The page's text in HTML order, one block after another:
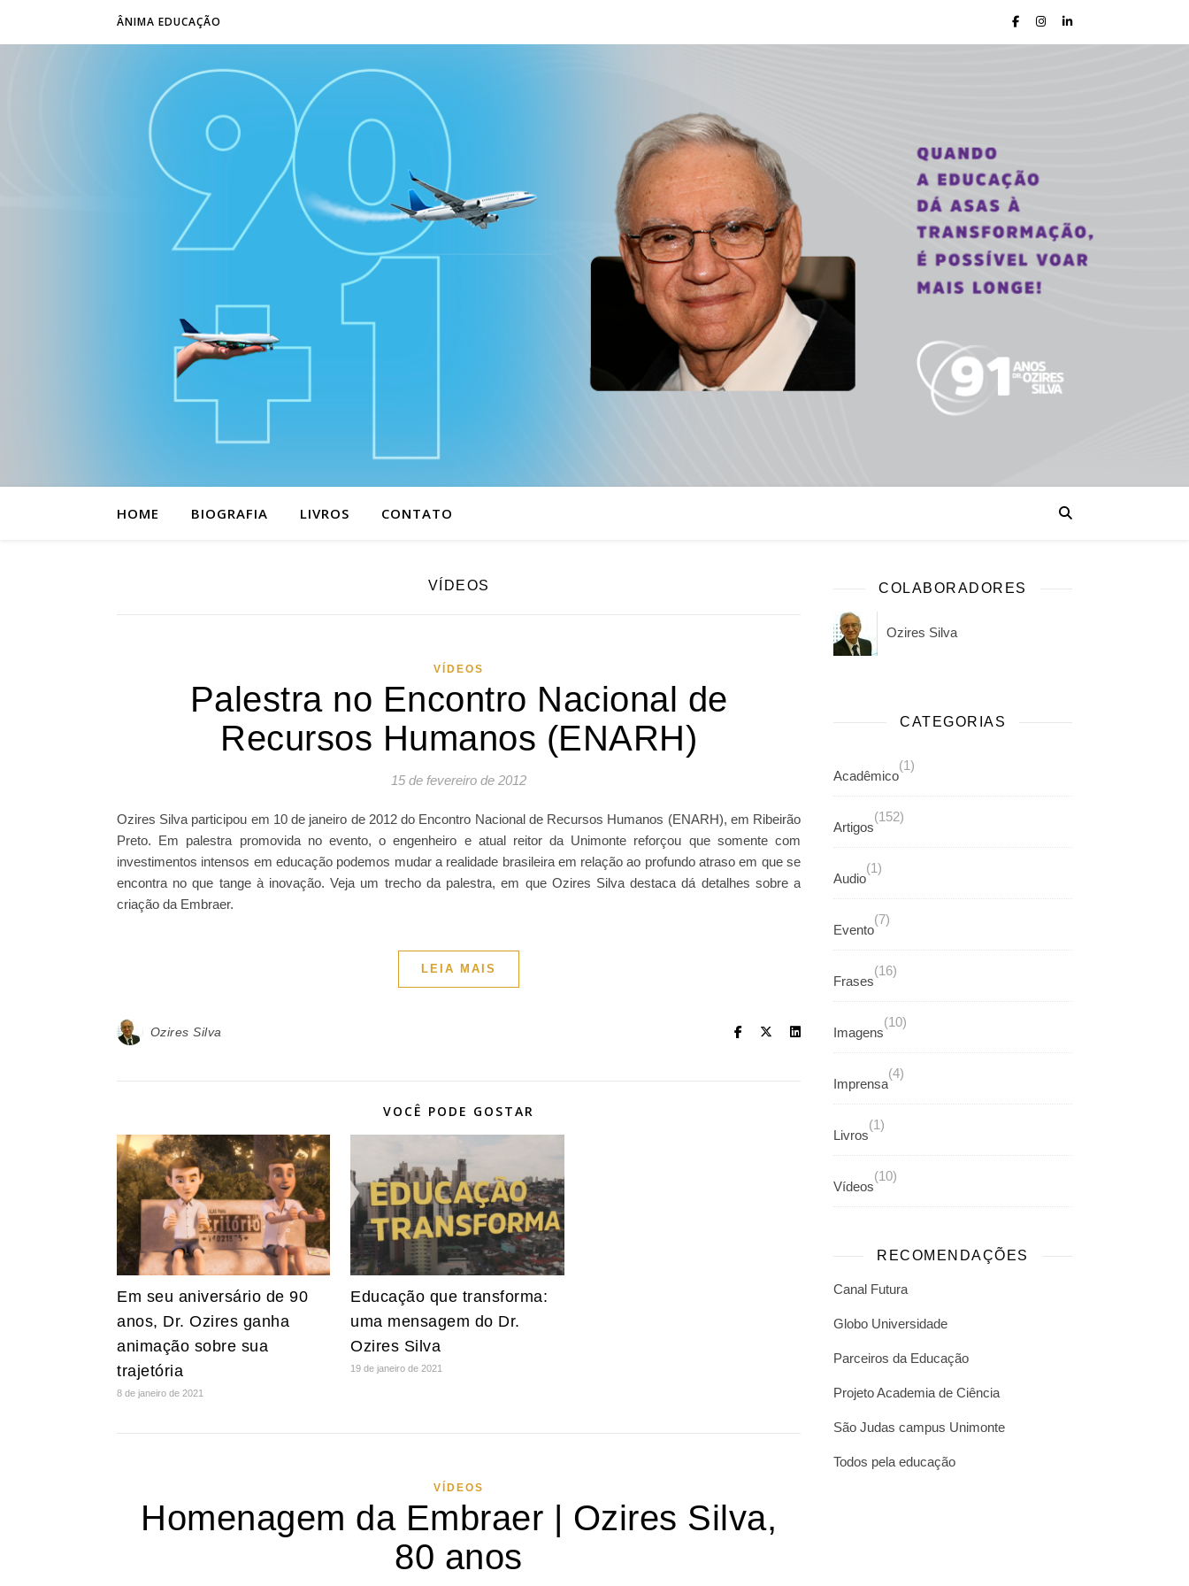
ÂNIMA EDUCAÇÃO
HOME BIOGRAFIA LIVROS CONTATO
VÍDEOS
VÍDEOS
Palestra no Encontro Nacional de
Recursos Humanos (ENARH)
15 de fevereiro de 2012
Ozires Silva participou em 10 de janeiro de 2012 do Encontro Nacional de Recursos Humanos (ENARH), em Ribeirão
Preto. Em palestra promovida no evento, o engenheiro e atual reitor da Unimonte reforçou que somente com
investimentos intensos em educação podemos mudar a realidade brasileira em relação ao profundo atraso em que se
encontra no que tange à inovação. Veja um trecho da palestra, em que Ozires Silva destaca dá detalhes sobre a
criação da Embraer.
LEIA MAIS
Ozires Silva
VOCÊ PODE GOSTAR
Em seu aniversário de 90
anos, Dr. Ozires ganha
animação sobre sua
trajetória
8 de janeiro de 2021
Educação que transforma:
uma mensagem do Dr.
Ozires Silva
19 de janeiro de 2021
VÍDEOS
Homenagem da Embraer | Ozires Silva,
80 anos
COLABORADORES
Ozires Silva
CATEGORIAS
Acadêmico
(1)
Artigos
(152)
Audio
(1)
Evento
(7)
Frases
(16)
Imagens
(10)
Imprensa
(4)
Livros
(1)
Vídeos
(10)
RECOMENDAÇÕES
Canal Futura
Globo Universidade
Parceiros da Educação
Projeto Academia de Ciência
São Judas campus Unimonte
Todos pela educação